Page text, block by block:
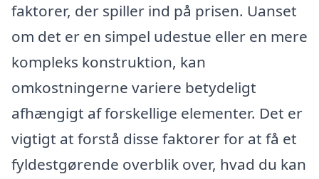
faktorer, der spiller ind på prisen. Uanset
om det er en simpel udestue eller en mere
kompleks konstruktion, kan
omkostningerne variere betydeligt
afhængigt af forskellige elementer. Det er
vigtigt at forstå disse faktorer for at få et
fyldestgørende overblik over, hvad du kan